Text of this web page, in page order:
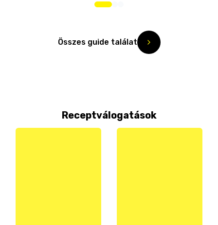
Összes guide találat
Receptválogatások